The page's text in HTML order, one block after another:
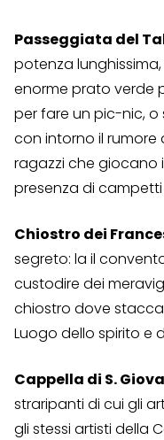
Passeggiata del
potenza
enorme prato verde
per fare un pic-nic, o
con intorno il rumore
ragazzi che giocano
presenza di campetti
Chiostro dei
segreto: la il
custodire dei
chiostro dove
Luogo dello spirito e
Cappella di S.
straripanti di cui gli
gli stessi artisti della